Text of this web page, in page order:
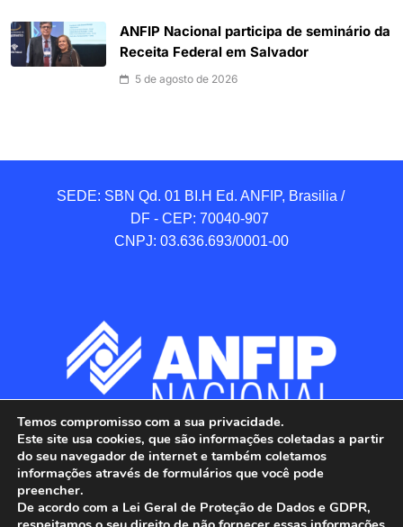
ANFIP Nacional participa de seminário da
Receita Federal em Salvador
5 de agosto de 2026
SEDE: SBN Qd. 01 BI.H Ed. ANFIP, Brasilia /
DF - CEP: 70040-907
CNPJ: 03.636.693/0001-00
Temos compromisso com a sua privacidade.
Este site usa cookies, que são informações coletadas a partir
do seu navegador de internet e também coletamos
informações através de formulários que você pode
preencher.
De acordo com a Lei Geral de Proteção de Dados e GDPR,